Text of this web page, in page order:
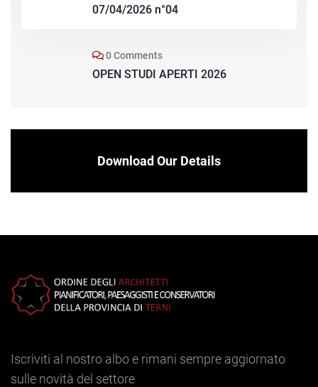
07/04/2026 n°04
0 Comments
OPEN STUDI APERTI 2026
Download Our Details
Iscriviti al nostro albo e rimani sempre aggiornato
sulle novità del settore